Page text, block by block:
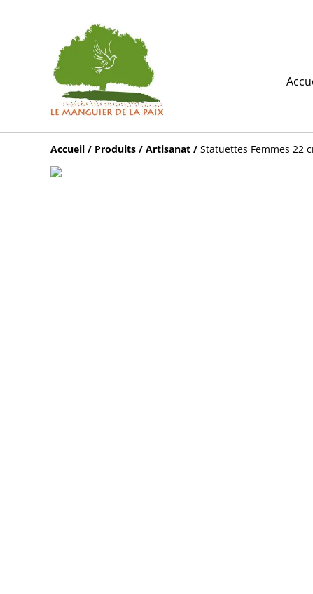
Accueil / Produits / Artisanat / Statuettes Femmes 22